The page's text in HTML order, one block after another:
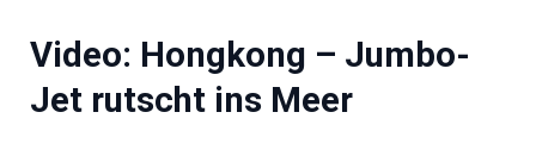
Video: Hongkong – Jumbo-
Jet rutscht ins Meer